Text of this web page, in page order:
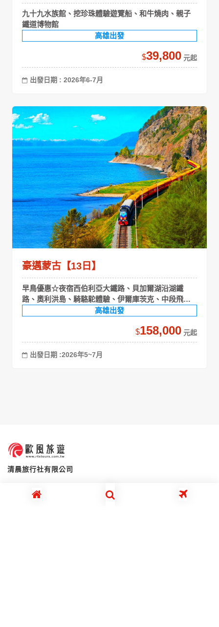
九十九水族館、挖珍珠體驗遊覽船、和牛燒肉、親子
鐵道博物館
高雄出發
$39,800
出發日期 : 2026年6-7月
豪邁蒙古【13日】
早鳥優惠☆夜宿西伯利亞大鐵路、貝加爾湖沿湖鐵
路、奧利洪島、騎駱駝體驗、伊爾庫茨克、中段飛
高雄出發
$158,000
出發日期 :2026年5~7月
清晨旅行社有限公司
代表人：吳亮德